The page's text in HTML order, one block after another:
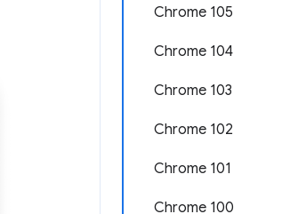
Chrome 105
Chrome 104
Chrome 103
Chrome 102
Chrome 101
Chrome 100